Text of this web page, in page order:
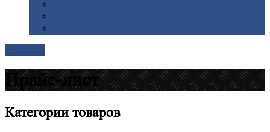
Прайс-лист
Категориитоваров